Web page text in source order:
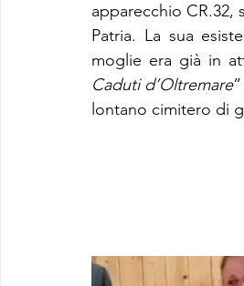
apparecchio
Patria. La sua
moglie era già in
Caduti d’Oltremare
lontano cimitero di